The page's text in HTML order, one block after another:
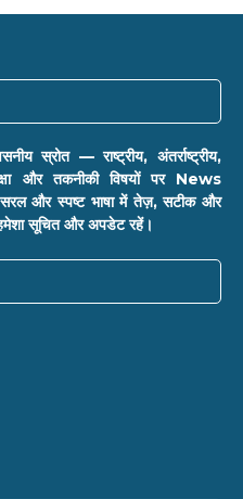
स्रोत — राष्ट्रीय, अंतर्राष्ट्रीय,
और तकनीकी विषयों पर News
और स्पष्ट भाषा में तेज़, सटीक और
हमेशा सूचित और अपडेट रहें।